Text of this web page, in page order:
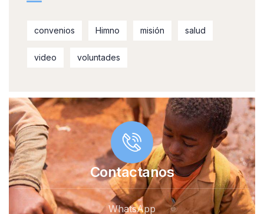
convenios Himno misión salud
video voluntades
Contactanos
WhatsApp